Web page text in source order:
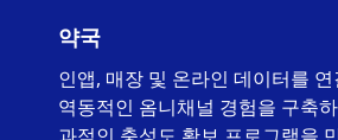
약국
인앱, 매장 및 온라인 데이터를
역동적인 옴니채널 경험을 구축